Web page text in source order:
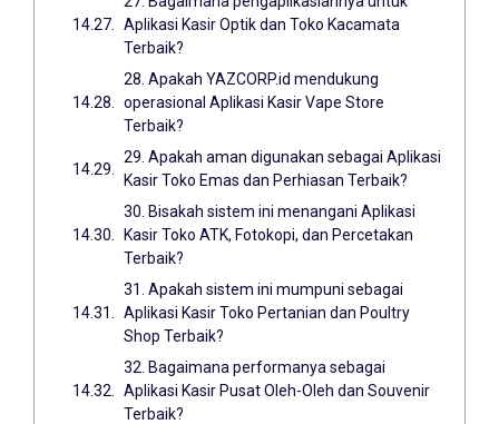
Aplikasi Kasir Optik dan Toko Kacamata
Terbaik?
28. Apakah YAZCORP.id mendukung
operasional Aplikasi Kasir Vape Store
Terbaik?
29. Apakah aman digunakan sebagai Aplikasi
Kasir Toko Emas dan Perhiasan Terbaik?
30. Bisakah sistem ini menangani Aplikasi
Kasir Toko ATK, Fotokopi, dan Percetakan
Terbaik?
31. Apakah sistem ini mumpuni sebagai
Aplikasi Kasir Toko Pertanian dan Poultry
Shop Terbaik?
32. Bagaimana performanya sebagai
Aplikasi Kasir Pusat Oleh-Oleh dan Souvenir
Terbaik?